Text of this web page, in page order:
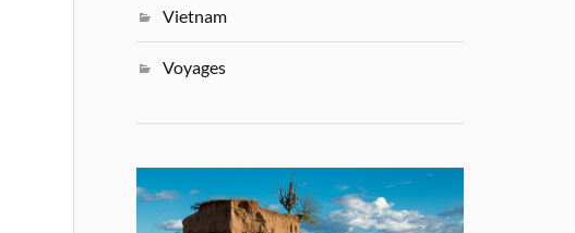
Vietnam
Voyages